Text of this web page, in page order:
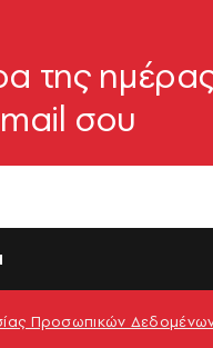
της
mail σου
Προσωπικών